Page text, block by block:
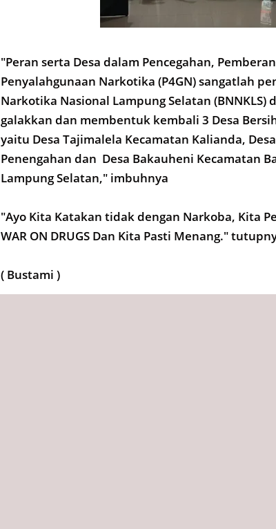
"Peran serta Desa dalam Pencegahan,
Penyalahgunaan Narkotika (P4GN) sangatlah
Narkotika Nasional Lampung Selatan
galakkan dan membentuk kembali 3 Desa Bersih
yaitu Desa Tajimalela Kecamatan Kalianda,
Penengahan dan Desa Bakauheni Kecamatan
Lampung Selatan," imbuhnya
"Ayo Kita Katakan tidak dengan Narkoba, Kita
WAR ON DRUGS Dan Kita Pasti Menang."
( Bustami )